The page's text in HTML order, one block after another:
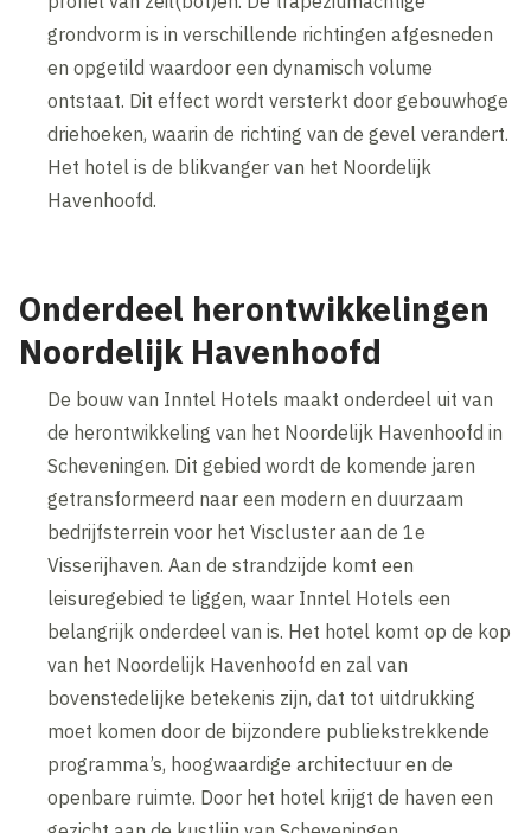
grondvorm is in verschillende richtingen afgesneden
en opgetild waardoor een dynamisch volume
ontstaat. Dit effect wordt versterkt door gebouwhoge
driehoeken, waarin de richting van de gevel verandert.
Het hotel is de blikvanger van het Noordelijk
Havenhoofd.
Onderdeel herontwikkelingen
Noordelijk Havenhoofd
De bouw van Inntel Hotels maakt onderdeel uit van
de herontwikkeling van het Noordelijk Havenhoofd in
Scheveningen. Dit gebied wordt de komende jaren
getransformeerd naar een modern en duurzaam
bedrijfsterrein voor het Viscluster aan de 1e
Visserijhaven. Aan de strandzijde komt een
leisuregebied te liggen, waar Inntel Hotels een
belangrijk onderdeel van is. Het hotel komt op de kop
van het Noordelijk Havenhoofd en zal van
bovenstedelijke betekenis zijn, dat tot uitdrukking
moet komen door de bijzondere publiekstrekkende
programma’s, hoogwaardige architectuur en de
openbare ruimte. Door het hotel krijgt de haven een